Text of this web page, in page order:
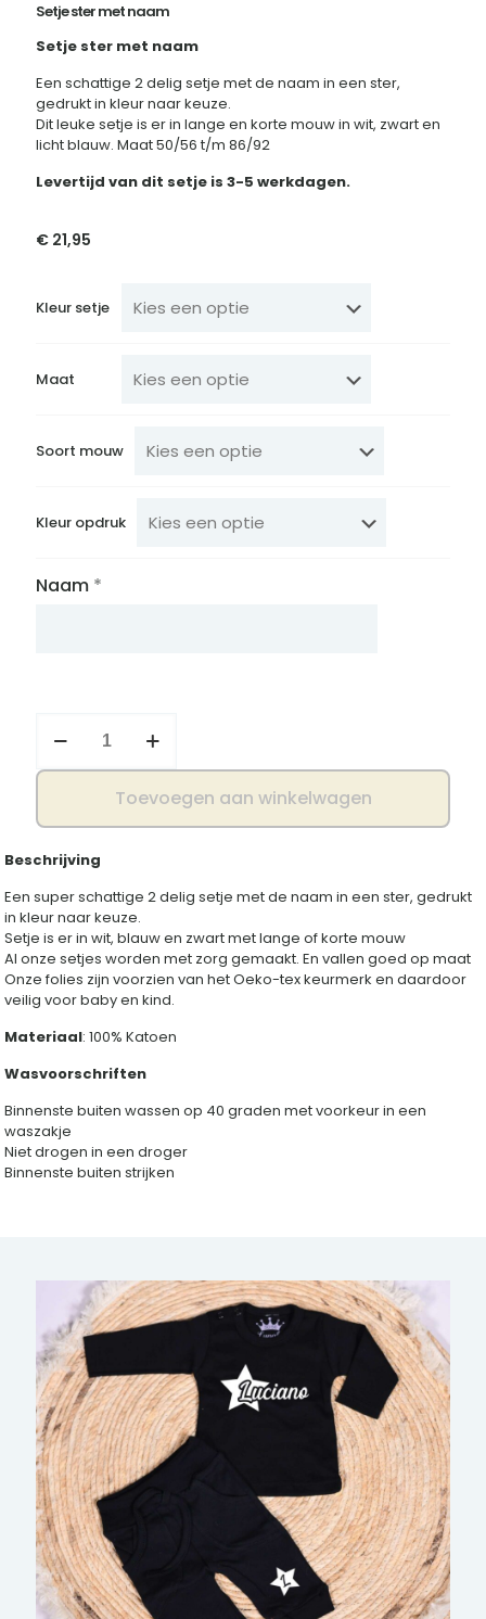
Setje ster met naam
Setje ster met naam
Een schattige 2 delig setje met de naam in een ster,
gedrukt in kleur naar keuze.
Dit leuke setje is er in lange en korte mouw in wit, zwart en
licht blauw. Maat 50/56 t/m 86/92
Levertijd van dit setje is 3-5 werkdagen.
€ 21,95
Kleur setje
Maat
Soort mouw
Kleur opdruk
Naam *
ster
Toevoegen aan winkelwagen
Beschrijving
Een super schattige 2 delig setje met de naam in een ster, gedrukt
in kleur naar keuze.
Setje is er in wit, blauw en zwart met lange of korte mouw
Al onze setjes worden met zorg gemaakt. En vallen goed op maat
Onze folies zijn voorzien van het Oeko-tex keurmerk en daardoor
veilig voor baby en kind.
Materiaal: 100% Katoen
Wasvoorschriften
Binnenste buiten wassen op 40 graden met voorkeur in een
waszakje
Niet drogen in een droger
Binnenste buiten strijken